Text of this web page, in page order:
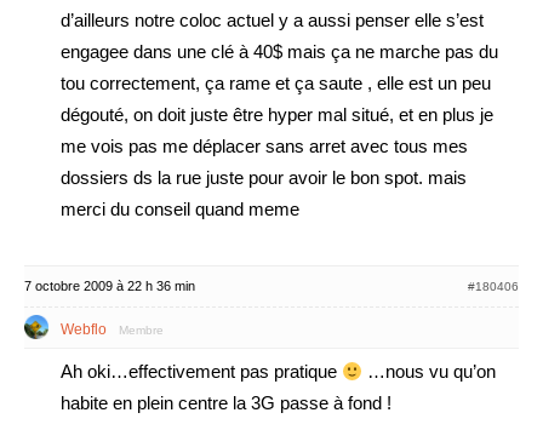
d’ailleurs notre coloc actuel y a aussi penser elle s’est
engagee dans une clé à 40$ mais ça ne marche pas du
tou correctement, ça rame et ça saute , elle est un peu
dégouté, on doit juste être hyper mal situé, et en plus je
me vois pas me déplacer sans arret avec tous mes
dossiers ds la rue juste pour avoir le bon spot. mais
merci du conseil quand meme
7 octobre 2009 à 22 h 36 min #180406
Webflo Membre
Ah oki…effectivement pas pratique
…nous vu qu’on
habite en plein centre la 3G passe à fond !